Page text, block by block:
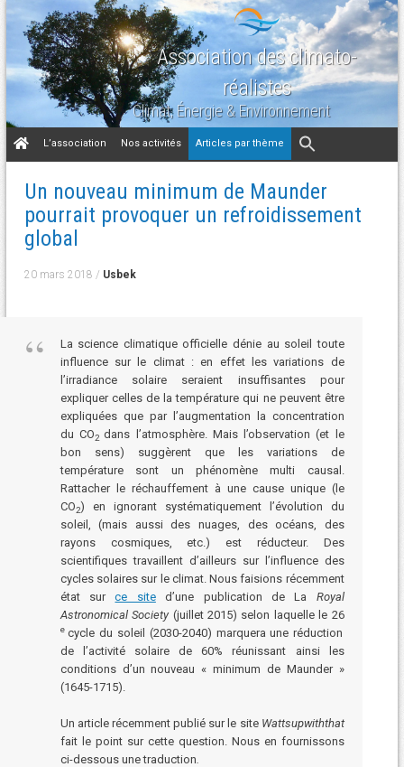
Association des climato-
réalistes
Climat, Énergie & Environnement
Aller
au
L’association Nos activités Articles par thème
Un nouveau minimum de Maunder
pourrait provoquer un refroidissement
global
20 mars 2018 / Usbek
La science climatique officielle dénie au soleil toute
influence sur le climat : en effet les variations de
l’irradiance solaire seraient insuffisantes pour
expliquer celles de la température qui ne peuvent être
expliquées que par l’augmentation la concentration
du CO2dans l’atmosphère. Mais l’observation (et le
bon sens) suggèrent que les variations de
température sont un phénomène multi causal.
Rattacher le réchauffement à une cause unique (le
CO2) en ignorant systématiquement l’évolution du
soleil, (mais aussi des nuages, des océans, des
rayons cosmiques, etc.) est réducteur. Des
scientifiques travaillent d’ailleurs sur l’influence des
cycles solaires sur le climat. Nous faisions récemment
état surce sited’une publication de La Royal
Astronomical Society(juillet 2015) selon laquelle le 26
e cycle du soleil (2030-2040) marquera une réduction
de l’activité solaire de 60% réunissant ainsi les
conditions d’un nouveau « minimum de Maunder »
(1645-1715).
Un article récemment publié sur le site Wattsupwiththat
fait le point sur cette question. Nous en fournissons
ci-dessous une traduction